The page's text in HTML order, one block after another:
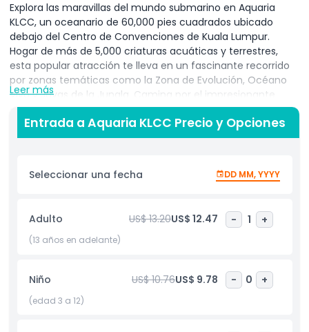
Explora las maravillas del mundo submarino en Aquaria
KLCC, un oceanario de 60,000 pies cuadrados ubicado
debajo del Centro de Convenciones de Kuala Lumpur.
Hogar de más de 5,000 criaturas acuáticas y terrestres,
esta popular atracción te lleva en un fascinante recorrido
por zonas temáticas como la Zona de Evolución, Océano
Vivo y Joyas de la Jungla. Camina por el impresionante
túnel submarino de 90 metros y acércate a tiburones,
rayas y coloridos peces de arrecife que se deslizan sobre ti.
Conoce especies icónicas de Malasia como las tortugas
aprende más sobre la conservación marina a través de
exhibiciones interactivas y sesiones de alimentación.
curiosos, Aquaria KLCC ofrece una experiencia educativa y
entretenida en el corazón de Kuala Lumpur, a solo pasos de
las Torres Gemelas Petronas. ¡Sumérgete en esta
Leer más
Entrada a Aquaria KLCC Precio y Opciones
Seleccionar una fecha DD MM, YYYY
Adulto US$ 13.20US$ 12.47 - 1 +
(13 años en adelante)
Niño US$ 10.76US$ 9.78 - 0 +
(edad 3 a 12)